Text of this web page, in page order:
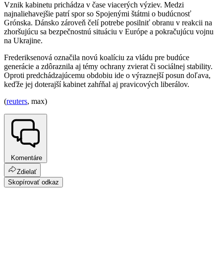
Vznik kabinetu prichádza v čase viacerých výziev. Medzi
najnaliehavejšie patrí spor so Spojenými štátmi o budúcnosť
Grónska. Dánsko zároveň čelí potrebe posilniť obranu v reakcii na
zhoršujúcu sa bezpečnostnú situáciu v Európe a pokračujúcu vojnu
na Ukrajine.
Frederiksenová označila novú koalíciu za vládu pre budúce
generácie a zdôraznila aj témy ochrany zvierat či sociálnej stability.
Oproti predchádzajúcemu obdobiu ide o výraznejší posun doľava,
keďže jej doterajší kabinet zahŕňal aj pravicových liberálov.
(reuters, max)
Komentáre
Zdielať
Skopírovať odkaz